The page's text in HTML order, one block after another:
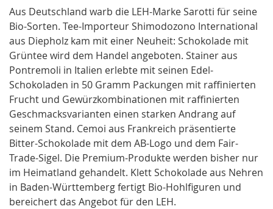
Aus Deutschland warb die LEH-Marke Sarotti für seine
Bio-Sorten. Tee-Importeur Shimodozono International
aus Diepholz kam mit einer Neuheit: Schokolade mit
Grüntee wird dem Handel angeboten. Stainer aus
Pontremoli in Italien erlebte mit seinen Edel-
Schokoladen in 50 Gramm Packungen mit raffinierten
Frucht und Gewürzkombinationen mit raffinierten
Geschmacksvarianten einen starken Andrang auf
seinem Stand. Cemoi aus Frankreich präsentierte
Bitter-Schokolade mit dem AB-Logo und dem Fair-
Trade-Sigel. Die Premium-Produkte werden bisher nur
im Heimatland gehandelt. Klett Schokolade aus Nehren
in Baden-Württemberg fertigt Bio-Hohlfiguren und
bereichert das Angebot für den LEH.